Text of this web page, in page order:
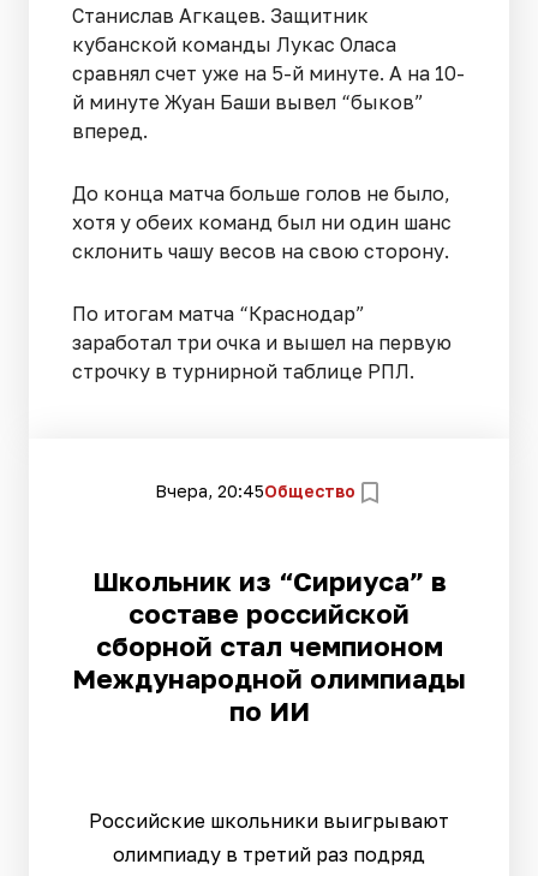
Станислав Агкацев. Защитник
кубанской команды Лукас Оласа
сравнял счет уже на 5-й минуте. А на 10-
й минуте Жуан Баши вывел “быков”
вперед.
До конца матча больше голов не было,
хотя у обеих команд был ни один шанс
склонить чашу весов на свою сторону.
По итогам матча “Краснодар”
заработал три очка и вышел на первую
строчку в турнирной таблице РПЛ.
Вчера, 20:45Общество
Школьник из “Сириуса” в
составе российской
сборной стал чемпионом
Международной олимпиады
по ИИ
Российские школьники выигрывают
олимпиаду в третий раз подряд